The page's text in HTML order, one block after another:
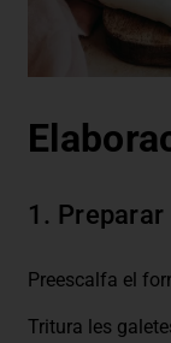
1. Preparar
Preescalfa el
Tritura les